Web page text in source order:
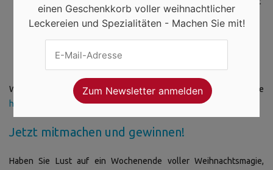
von tausenden Lichtern.
Kaufen Sie ein Souvenir auf einem der vielen
Türen öffnen.
Weitere Ratschläge für einen Urlaub in die Metropole finden Sie
hier
Jetzt mitmachen und gewinnen!
Haben Sie Lust auf ein Wochenende voller Weihnachtsmagie,
einen Geschenkkorb voller weihnachtlicher
Leckereien und Spezialitäten - Machen Sie mit!